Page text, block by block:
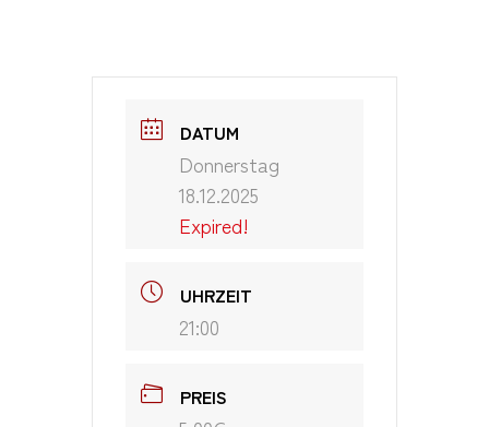
DATUM
Donnerstag
18.12.2025
Expired!
UHRZEIT
21:00
PREIS